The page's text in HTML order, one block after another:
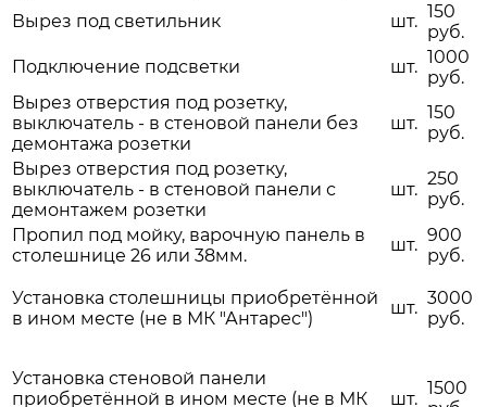
Вырез под светильник
шт. 150
руб.
Подключение подсветки
шт. 1000
руб.
Вырез отверстия под розетку,
выключатель - в стеновой панели без
демонтажа розетки
шт.
150
руб.
Вырез отверстия под розетку,
выключатель - в стеновой панели с
демонтажем розетки
шт.
250
руб.
Пропил под мойку, варочную панель в
столешнице 26 или 38мм.
шт. 900
руб.
Установка столешницы приобретённой
в ином месте (не в МК "Антарес")
шт. 3000
руб.
Установка стеновой панели
приобретённой в ином месте (не в МК
шт.
1500